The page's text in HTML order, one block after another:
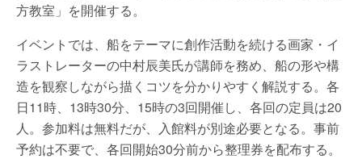
方教室」を開催する。
イベントでは、船をテーマに創作活動を続ける画家・イ
ラストレーターの中村辰美氏が講師を務め、船の形や構
造を観察しながら描くコツを分かりやすく解説する。各
日11時、13時30分、15時の3回開催し、各回の定員は20
人。参加料は無料だが、入館料が別途必要となる。事前
予約は不要で、各回開始30分前から整理券を配布する。